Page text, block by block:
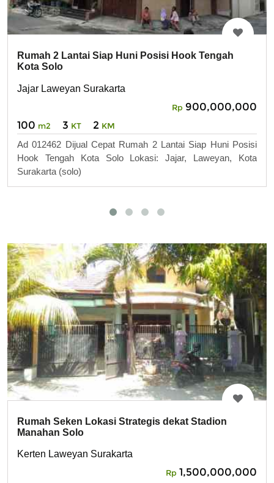
Rumah 2 Lantai Siap Huni Posisi Hook Tengah
Kota Solo
Jajar Laweyan Surakarta
Rp 900,000,000
100 m2 3 KT 2 KM
Ad 012462 Dijual Cepat Rumah 2 Lantai Siap Huni Posisi
Hook Tengah Kota Solo Lokasi: Jajar, Laweyan, Kota
Surakarta (solo)
Rumah Seken Lokasi Strategis dekat Stadion
Manahan Solo
Kerten Laweyan Surakarta
Rp 1,500,000,000